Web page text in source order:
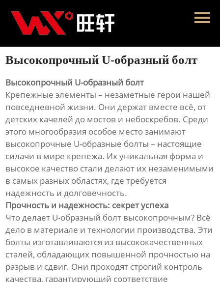
Главная
Продукция
Новости
О нас
Контакты
Высокопрочный U-образный болт
Высокопрочный U-образный болт
Крепежные элементы – незаметные герои нашей
повседневной жизни. Они держат вместе всё, от
детских качелей до мостов и небоскребов. Среди
этого многообразия особое место занимают
высокопрочные U-образные болты – настоящие
силачи в мире крепежа. Их уникальная форма и
высокое качество стали делают их незаменимыми
в самых разных областях, где требуется
надежность и долговечность.
Прочность и надежность: секрет успеха
Что делает U-образный болт высокопрочным? Всё
дело в материале и технологии производства. Эти
болты изготавливаются из высококачественных
сталей, обладающих повышенной прочностью на
разрыв и сдвиг. Они проходят строгий контроль
качества, гарантирующий соответствие